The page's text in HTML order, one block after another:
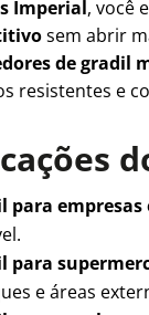
Imperial, você
sem abrir
de gradil
resistentes e
para
para
e áreas